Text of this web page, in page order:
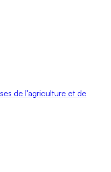
de l'agriculture et de